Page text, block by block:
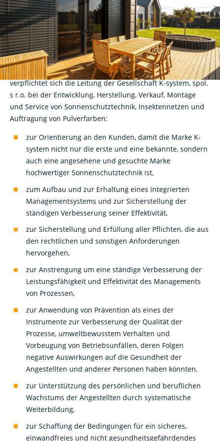
die Kunden, die die Wohnqualität erhöhen“ ist,
unter Berücksichtigung der Bedeutung der Qualität, der
positiven Einstellung gegenüber der Umwelt als wichtigem
Parameter des Niveaus unserer Gesellschaft, der Erhöhung
und Verbesserung des Niveaus des Managements der
Sicherheit und des Schutzes der Gesundheit bei der Arbeit,
verpflichtet sich die Leitung der Gesellschaft K-system, spol.
s r.o. bei der Entwicklung, Herstellung, Verkauf, Montage
und Service von Sonnenschutztechnik, Insektennetzen und
Auftragung von Pulverfarben:
zur Orientierung an den Kunden, damit die Marke K-
system nicht nur die erste und eine bekannte, sondern
auch eine angesehene und gesuchte Marke
hochwertiger Sonnenschutztechnik ist,
zum Aufbau und zur Erhaltung eines integrierten
Managementsystems und zur Sicherstellung der
ständigen Verbesserung seiner Effektivität,
zur Sicherstellung und Erfüllung aller Pflichten, die aus
den rechtlichen und sonstigen Anforderungen
hervorgehen,
zur Anstrengung um eine ständige Verbesserung der
Leistungsfähigkeit und Effektivität des Managements
von Prozessen,
zur Anwendung von Prävention als eines der
Instrumente zur Verbesserung der Qualität der
Prozesse, umweltbewusstem Verhalten und
Vorbeugung von Betriebsunfällen, deren Folgen
negative Auswirkungen auf die Gesundheit der
Angestellten und anderer Personen haben könnten,
zur Unterstützung des persönlichen und beruflichen
Wachstums der Angestellten durch systematische
Weiterbildung,
zur Schaffung der Bedingungen für ein sicheres,
einwandfreies und nicht gesundheitsgefährdendes